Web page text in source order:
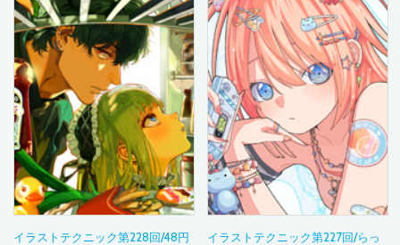
イラストテクニック第228回/48円
イラストテクニック第227回/らっ